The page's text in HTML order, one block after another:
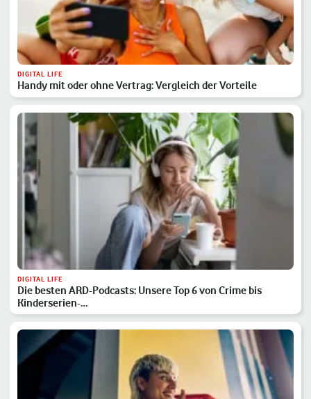
DIGITAL LIFE
Handy mit oder ohne Vertrag: Vergleich der Vorteile
DIGITAL LIFE
Die besten ARD-Podcasts: Unsere Top 6 von Crime bis
Kinderserien-…